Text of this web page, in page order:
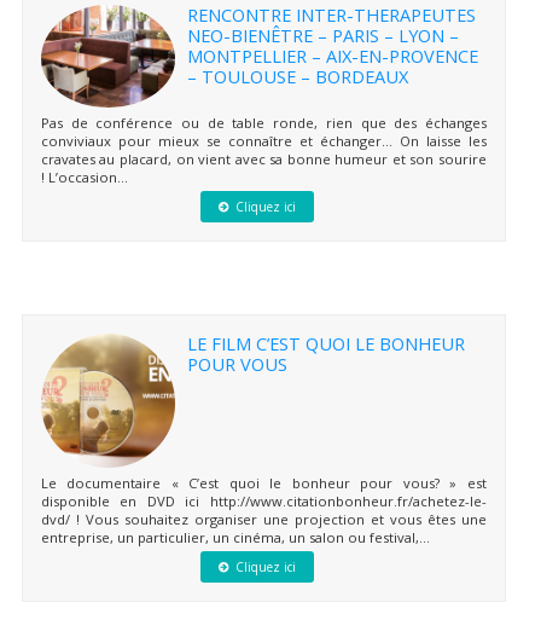
RENCONTRE INTER-THERAPEUTES
NEO-BIENÊTRE – PARIS – LYON –
MONTPELLIER – AIX-EN-PROVENCE
– TOULOUSE – BORDEAUX
Pas de conférence ou de table ronde, rien que des échanges
conviviaux pour mieux se connaître et échanger… On laisse les
cravates au placard, on vient avec sa bonne humeur et son sourire
! L’occasion...
Cliquez ici
LE FILM C’EST QUOI LE BONHEUR
POUR VOUS
Le documentaire « C’est quoi le bonheur pour vous? » est
disponible en DVD ici http://www.citationbonheur.fr/achetez-le-
dvd/ ! Vous souhaitez organiser une projection et vous êtes une
entreprise, un particulier, un cinéma, un salon ou festival,...
Cliquez ici